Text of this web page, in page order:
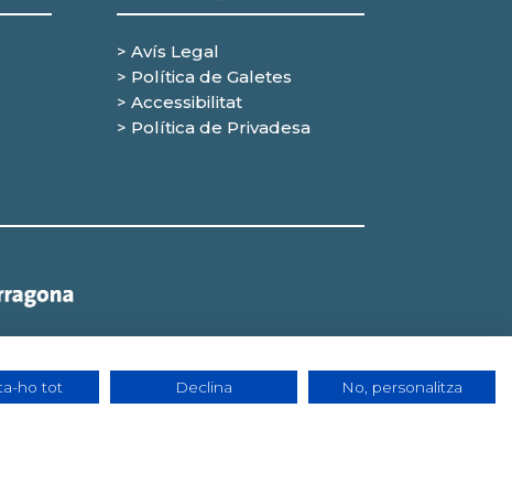
> Avís Legal
> Política de Galetes
> Accessibilitat
> Política de Privadesa
| Política de Cookies | Tots els drets
ho tot Declina No, personalitza